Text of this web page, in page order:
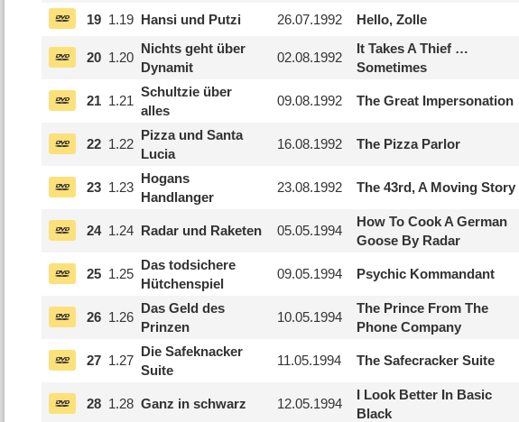
19 1.19 Hansi und Putzi 26.07.1992 Hello, Zolle
20 1.20
Nichts geht über
Dynamit
02.08.1992
It Takes A Thief …
Sometimes
21 1.21
Schultzie über
alles
09.08.1992 The Great Impersonation
22 1.22
Pizza und Santa
Lucia
16.08.1992 The Pizza Parlor
23 1.23
Hogans
Handlanger
23.08.1992 The 43rd, A Moving Story
24 1.24 Radar und Raketen 05.05.1994
How To Cook A German
Goose By Radar
25 1.25
Das todsichere
Hütchenspiel
09.05.1994 Psychic Kommandant
26 1.26
Das Geld des
Prinzen
10.05.1994
The Prince From The
Phone Company
27 1.27
Die Safeknacker
Suite
11.05.1994 The Safecracker Suite
28 1.28 Ganz in schwarz 12.05.1994
I Look Better In Basic
Black